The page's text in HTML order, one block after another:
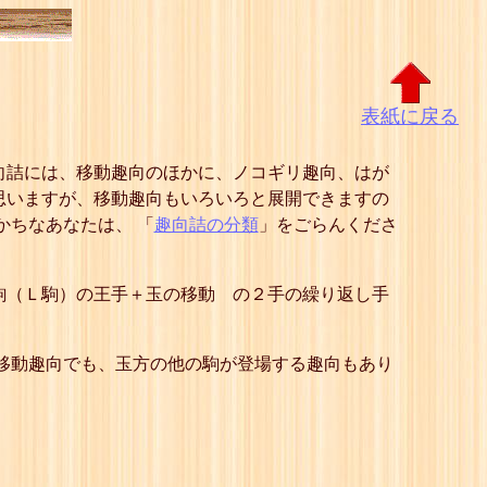
表紙に戻る
には、移動趣向のほかに、ノコギリ趣向、はが
ますが、移動趣向もいろいろと展開できますの
なあなたは、 「 趣向詰の分類」をごらんくださ
Ｌ駒）の王手＋玉の移動 の２手の繰り返し手
趣向でも、玉方の他の駒が登場する趣向もあり